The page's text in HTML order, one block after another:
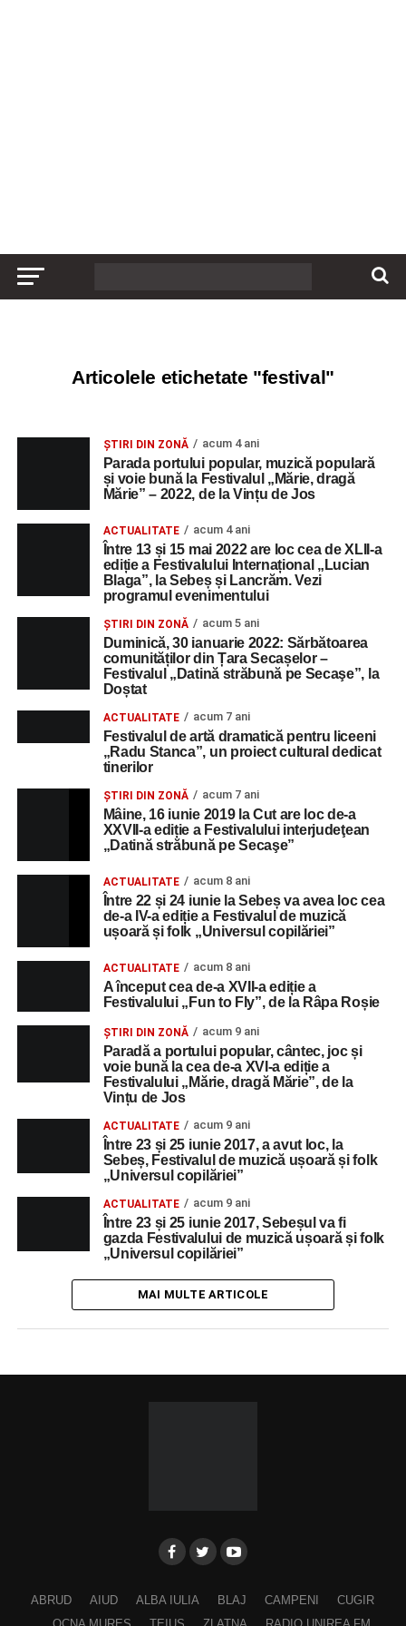
Articolele etichetate "festival"
ȘTIRI DIN ZONĂ acum 4 ani
Parada portului popular, muzică populară
și voie bună la Festivalul „Mărie, dragă
Mărie” – 2022, de la Vințu de Jos
ACTUALITATE acum 4 ani
Între 13 și 15 mai 2022 are loc cea de XLII-a
ediție a Festivalului Internațional „Lucian
Blaga”, la Sebeș și Lancrăm. Vezi
programul evenimentului
ȘTIRI DIN ZONĂ acum 5 ani
Duminică, 30 ianuarie 2022: Sărbătoarea
comunităților din Țara Secașelor –
Festivalul „Datină străbună pe Secaşe”, la
Doștat
ACTUALITATE acum 7 ani
Festivalul de artă dramatică pentru liceeni
„Radu Stanca”, un proiect cultural dedicat
tinerilor
ȘTIRI DIN ZONĂ acum 7 ani
Mâine, 16 iunie 2019 la Cut are loc de-a
XXVII-a ediție a Festivalului interjudeţean
„Datină străbună pe Secaşe”
ACTUALITATE acum 8 ani
Între 22 și 24 iunie la Sebeș va avea loc cea
de-a IV-a ediție a Festivalul de muzică
ușoară și folk „Universul copilăriei”
ACTUALITATE acum 8 ani
A început cea de-a XVII-a ediție a
Festivalului „Fun to Fly”, de la Râpa Roșie
ȘTIRI DIN ZONĂ acum 9 ani
Paradă a portului popular, cântec, joc și
voie bună la cea de-a XVI-a ediție a
Festivalului „Mărie, dragă Mărie”, de la
Vințu de Jos
ACTUALITATE acum 9 ani
Între 23 și 25 iunie 2017, a avut loc, la
Sebeș, Festivalul de muzică ușoară și folk
„Universul copilăriei”
ACTUALITATE acum 9 ani
Între 23 și 25 iunie 2017, Sebeșul va fi
gazda Festivalului de muzică ușoară și folk
„Universul copilăriei”
MAI MULTE ARTICOLE
ABRUD AIUD ALBA IULIA BLAJ CAMPENI
CUGIR